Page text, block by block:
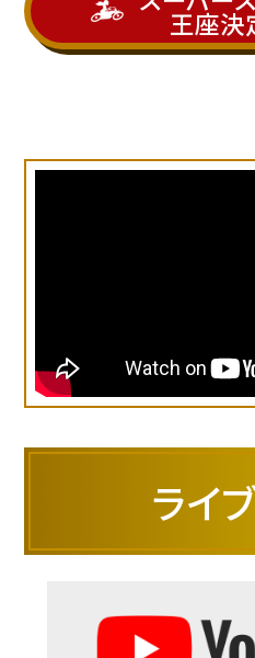
王座決
ライ